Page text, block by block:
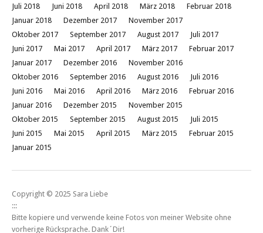
Juli 2018
Juni 2018 April 2018 März 2018
Februar 2018
Januar 2018
Dezember 2017
November 2017
Oktober 2017
September 2017 August 2017
Juli 2017
Juni 2017
Mai 2017 April 2017 März 2017
Februar 2017
Januar 2017
Dezember 2016
November 2016
Oktober 2016
September 2016 August 2016
Juli 2016
Juni 2016
Mai 2016 April 2016 März 2016
Februar 2016
Januar 2016
Dezember 2015
November 2015
Oktober 2015
September 2015 August 2015
Juli 2015
Juni 2015
Mai 2015 April 2015 März 2015
Februar 2015
Januar 2015
Copyright © 2025 Sara Liebe
:::
Bitte kopiere und verwende keine Fotos von meiner Website ohne
vorherige Rücksprache. Dank´Dir!